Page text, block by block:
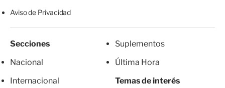
Aviso de Privacidad
Secciones
Nacional
Internacional
Suplementos
Última Hora
Temas de interés